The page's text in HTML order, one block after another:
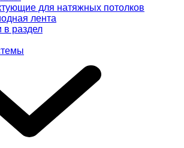
для натяжных потолков
лента
в раздел